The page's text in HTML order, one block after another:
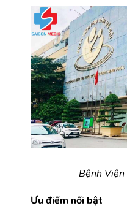
Bệnh Viện
Ưu điểm nổi bật